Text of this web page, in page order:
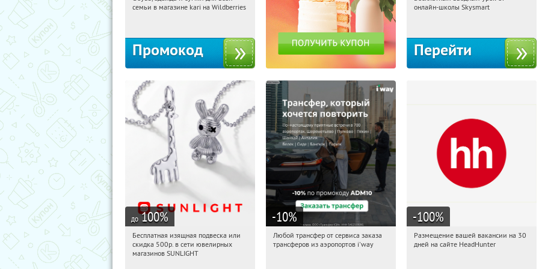
семьи в магазине kari на Wildberries
Промокод
онлайн-школы Skysmart
Перейти
до 100%
06:09:26 Получили:
Россия
Бесплатная изящная подвеска или
скидка 500р. в сети ювелирных
магазинов SUNLIGHT
-10%
06:09:26
Получи первым!
Любой трансфер от сервиса заказа
трансферов из аэропортов i'way
-100%
06:09:26
Получи первым!
Размещение вашей вакансии на 30
дней на сайте HeadHunter